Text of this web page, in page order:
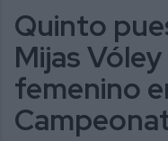
Quinto
Mijas
femenino